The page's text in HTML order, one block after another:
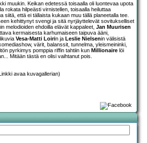
muukin. Keikan edetessä toisaalla oli luontevaa upota
rokata hilpeästi virnistellen, toisaalla heiluttaa
siitä, että ei tällaista kukaan muu tällä planeetalla tee.
kehittynyt svengi ja sitä nyrjäyttelevät sovitukselliset
melodioiden ehdoilla elävät kappaleet, Jan Muurisen
kermaisesta karhumaiseen taipuva ääni,
Vesa-Matti Loirin ja Leslie Nielsenin välisistä
värit, balanssit, tunnelma, yleismeininki,
pyrkimys pomppia riffin tahtiin kun Millionaire löi
Mitään tästä en olisi vaihtanut pois.
avaa kuvagallerian)